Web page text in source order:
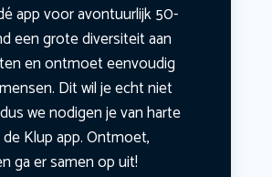
app voor avontuurlijk 50-
een grote diversiteit aan
en ontmoet eenvoudig
Dit wil je echt niet
we nodigen je van harte
Klup app. Ontmoet,
ga er samen op uit!